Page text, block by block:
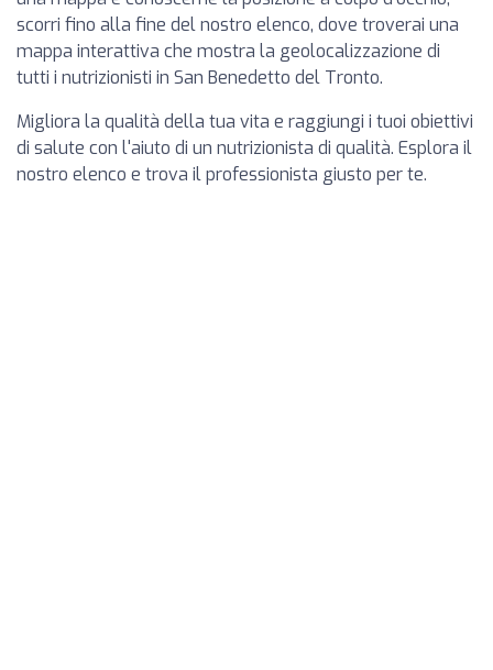
scorri fino alla fine del nostro elenco, dove troverai una
mappa interattiva che mostra la geolocalizzazione di
tutti i nutrizionisti in San Benedetto del Tronto.
Migliora la qualità della tua vita e raggiungi i tuoi obiettivi
di salute con l'aiuto di un nutrizionista di qualità. Esplora il
nostro elenco e trova il professionista giusto per te.